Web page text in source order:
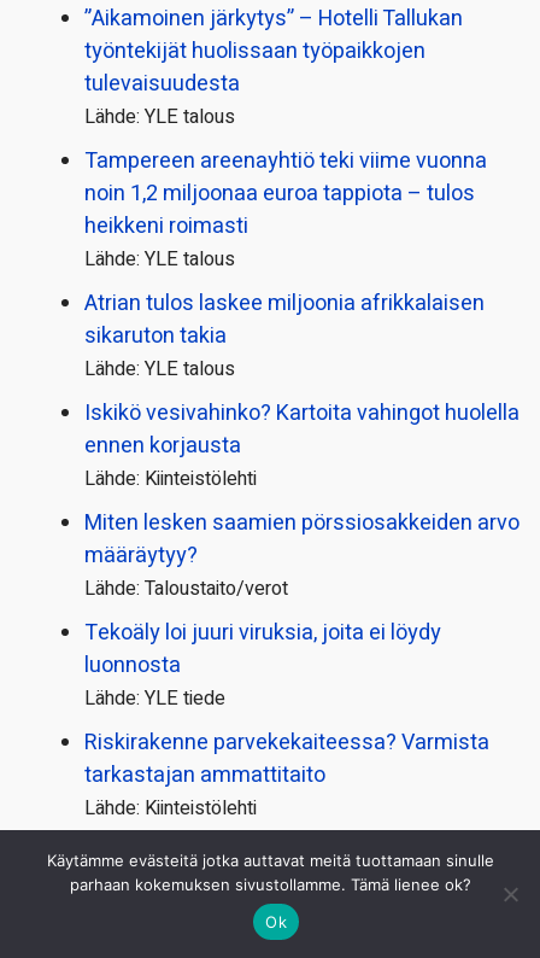
”Aikamoinen järkytys” – Hotelli Tallukan
työntekijät huolissaan työpaikkojen
tulevaisuudesta
Lähde: YLE talous
Tampereen areenayhtiö teki viime vuonna
noin 1,2 miljoonaa euroa tappiota – tulos
heikkeni roimasti
Lähde: YLE talous
Atrian tulos laskee miljoonia afrikkalaisen
sikaruton takia
Lähde: YLE talous
Iskikö vesivahinko? Kartoita vahingot huolella
ennen korjausta
Lähde: Kiinteistölehti
Miten lesken saamien pörssi­osakkeiden arvo
määräytyy?
Lähde: Taloustaito/verot
Tekoäly loi juuri viruksia, joita ei löydy
luonnosta
Lähde: YLE tiede
Riskirakenne parvekekaiteessa? Varmista
tarkastajan ammattitaito
Lähde: Kiinteistölehti
Tutkimus osoittaa: Suomen Kiinteistölehteä
luetaan kauan ja tarkasti
Lähde: Kiinteistölehti
Käytämme evästeitä jotka auttavat meitä tuottamaan sinulle
parhaan kokemuksen sivustollamme. Tämä lienee ok?
Ok